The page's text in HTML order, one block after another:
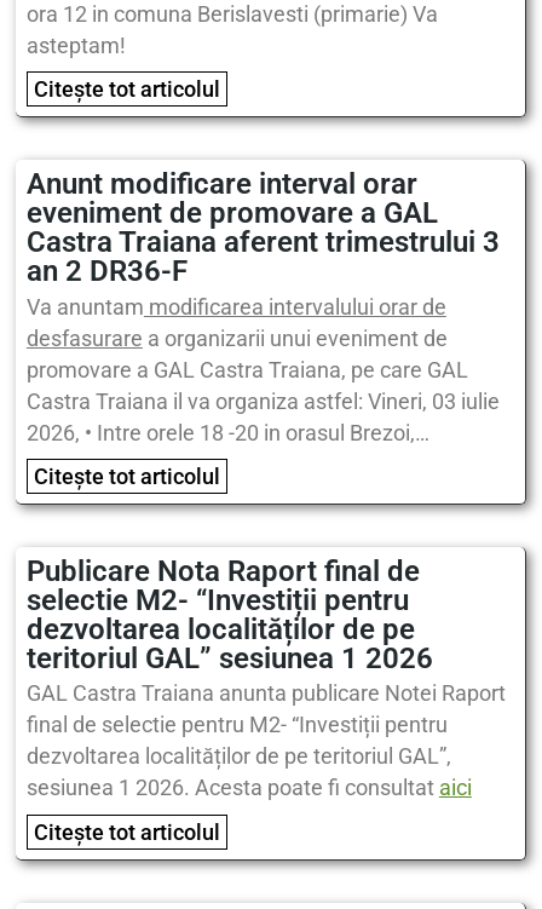
ora 12 in comuna Berislavesti (primarie) Va
asteptam!
Citește tot articolul
Anunt modificare interval orar
eveniment de promovare a GAL
Castra Traiana aferent trimestrului 3
an 2 DR36-F
Va anuntam modificarea intervalului orar de
desfasurare a organizarii unui eveniment de
promovare a GAL Castra Traiana, pe care GAL
Castra Traiana il va organiza astfel: Vineri, 03 iulie
2026, • Intre orele 18 -20 in orasul Brezoi,…
Citește tot articolul
Publicare Nota Raport final de
selectie M2- “Investiții pentru
dezvoltarea localităților de pe
teritoriul GAL” sesiunea 1 2026
GAL Castra Traiana anunta publicare Notei Raport
final de selectie pentru M2- “Investiții pentru
dezvoltarea localităților de pe teritoriul GAL”,
sesiunea 1 2026. Acesta poate fi consultat aici
Citește tot articolul